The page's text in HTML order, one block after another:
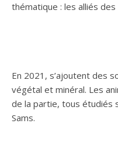
thématique : les alliés des
En 2021, s’ajoutent des
végétal et minéral. Les
de la partie, tous étudiés
Sams.